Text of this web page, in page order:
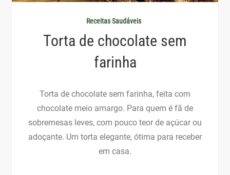
Receitas Saudáveis
Torta de chocolate sem
farinha
Torta de chocolate sem farinha, feita com
chocolate meio amargo. Para quem é fã de
sobremesas leves, com pouco teor de açúcar ou
adoçante. Um torta elegante, ótima para receber
em casa.